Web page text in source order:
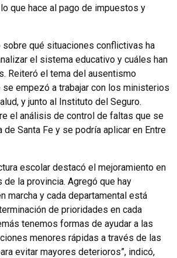
que hace al pago de impuestos y
sobre qué situaciones conflictivas ha
el sistema educativo y cuáles han
Reiteró el tema del ausentismo
se empezó a trabajar con los ministerios
y junto al Instituto del Seguro.
el análisis de control de faltas que se
de Santa Fe y se podría aplicar en Entre
escolar destacó el mejoramiento en
la provincia. Agregó que hay
marcha y cada departamental está
de prioridades en cada
tenemos formas de ayudar a las
menores rápidas a través de las
evitar mayores deterioros”, indicó,